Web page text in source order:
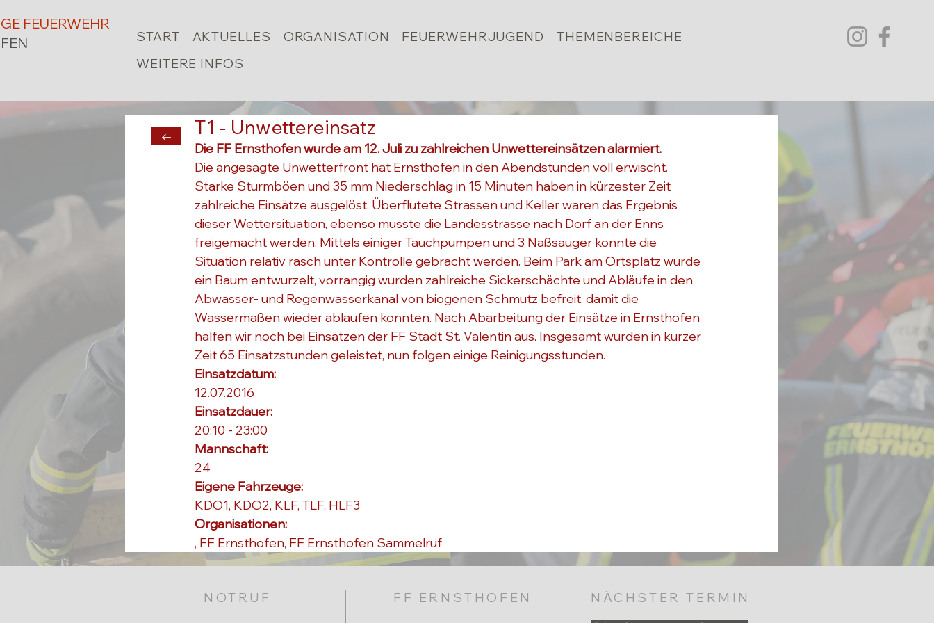
FEUERWEHR
START AKTUELLES ORGANISATION FEUERWEHRJUGEND
THEMENBEREICHE
WEITERE INFOS
T1 - Unwettereinsatz
Die FF Ernsthofen wurde am 12. Juli zu zahlreichen Unwettereinsätzen alarmiert.
Die angesagte Unwetterfront hat Ernsthofen in den Abendstunden voll erwischt.
Starke Sturmböen und 35 mm Niederschlag in 15 Minuten haben in kürzester Zeit
zahlreiche Einsätze ausgelöst. Überflutete Strassen und Keller waren das Ergebnis
dieser Wettersituation, ebenso musste die Landesstrasse nach Dorf an der Enns
freigemacht werden. Mittels einiger Tauchpumpen und 3 Naßsauger konnte die
Situation relativ rasch unter Kontrolle gebracht werden. Beim Park am Ortsplatz wurde
ein Baum entwurzelt, vorrangig wurden zahlreiche Sickerschächte und Abläufe in den
Abwasser- und Regenwasserkanal von biogenen Schmutz befreit, damit die
Wassermaßen wieder ablaufen konnten. Nach Abarbeitung der Einsätze in Ernsthofen
halfen wir noch bei Einsätzen der FF Stadt St. Valentin aus. Insgesamt wurden in kurzer
Zeit 65 Einsatzstunden geleistet, nun folgen einige Reinigungsstunden.
Einsatzdatum:
12.07.2016
Einsatzdauer:
20:10 - 23:00
Mannschaft:
24
Eigene Fahrzeuge:
KDO1, KDO2, KLF, TLF. HLF3
Organisationen:
, FF Ernsthofen, FF Ernsthofen Sammelruf
←
NOTRUF FF ERNSTHOFEN NÄCHSTER TERMIN